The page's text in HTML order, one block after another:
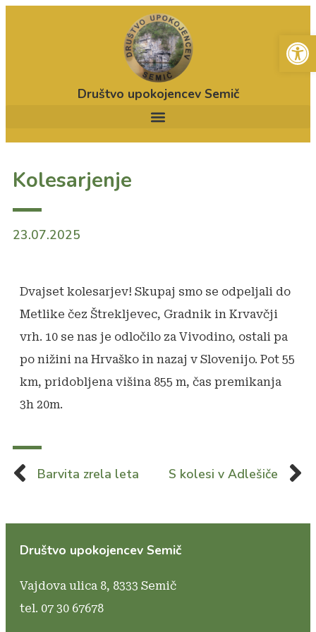
Društvo upokojencev Semič
Kolesarjenje
23.07.2025
Dvajset kolesarjev! Skupaj smo se odpeljali do
Metlike čez Štrekljevec, Gradnik in Krvavčji
vrh. 10 se nas je odločilo za Vivodino, ostali pa
po nižini na Hrvaško in nazaj v Slovenijo. Pot 55
km, pridobljena višina 855 m, čas premikanja
3h 20m.
Barvita zrela leta S kolesi v Adlešiče
Društvo upokojencev Semič
Vajdova ulica 8, 8333 Semič
tel. 07 30 67678